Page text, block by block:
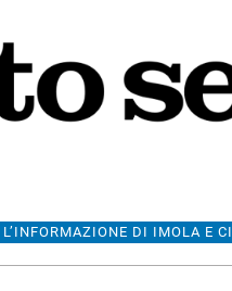
L’INFORMAZIONE DI IMOLA E